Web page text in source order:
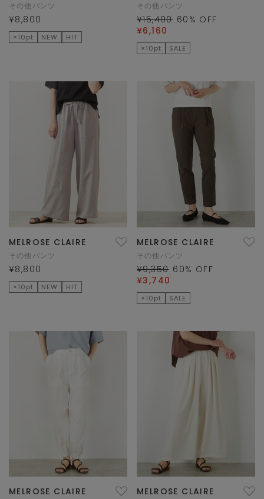
その他パンツ
¥8,800
×10pt NEW HIT
その他パンツ
¥15,400 60 % OFF
¥6,160
×10pt SALE
MELROSE CLAIRE
その他パンツ
¥8,800
×10pt NEW HIT
MELROSE CLAIRE
その他パンツ
¥9,350 60% OFF
¥3,740
×10pt SALE
MELROSE CLAIRE MELROSE CLAIRE